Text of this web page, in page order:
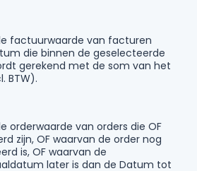
factuurwaarde van facturen
die binnen de geselecteerde
gerekend met de som van het
BTW).
orderwaarde van orders die OF
zijn, OF waarvan de order nog
is, OF waarvan de
later is dan de Datum tot